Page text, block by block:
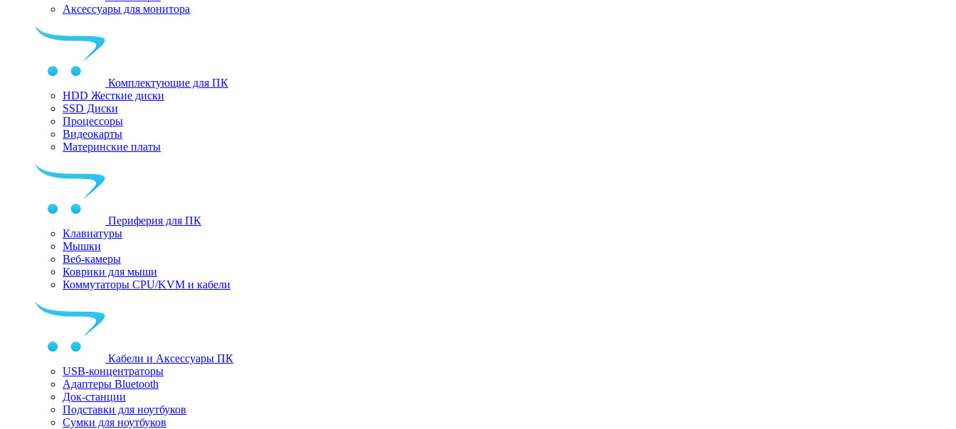
Аксессуары для монитора
Комплектующие для ПК
HDD Жесткие диски
SSD Диски
Процессоры
Видеокарты
Материнские платы
Периферия для ПК
Клавиатуры
Мышки
Веб-камеры
Коврики для мыши
Коммутаторы CPU/KVM и кабели
Кабели и Аксессуары ПК
USB-концентраторы
Адаптеры Bluetooth
Док-станции
Подставки для ноутбуков
Сумки для ноутбуков